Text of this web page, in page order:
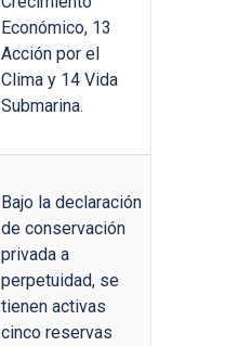
Económico, 13
Acción por el
Clima y 14 Vida
Submarina.
Bajo la declaración
de conservación
privada a
perpetuidad, se
tienen activas
cinco reservas